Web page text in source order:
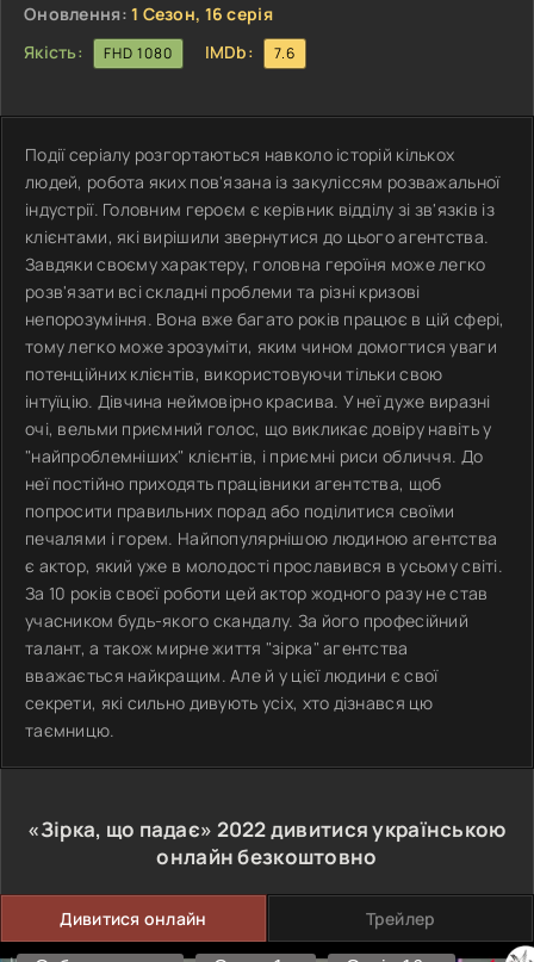
Оновлення: 1 Сезон, 16 серія
Якість:
FHD 1080 IMDb: 7.6
Події серіалу розгортаються навколо історій кількох
людей, робота яких пов'язана із закуліссям розважальної
індустрії. Головним героєм є керівник відділу зі зв'язків із
клієнтами, які вирішили звернутися до цього агентства.
Завдяки своєму характеру, головна героїня може легко
розв'язати всі складні проблеми та різні кризові
непорозуміння. Вона вже багато років працює в цій сфері,
тому легко може зрозуміти, яким чином домогтися уваги
потенційних клієнтів, використовуючи тільки свою
інтуїцію. Дівчина неймовірно красива. У неї дуже виразні
очі, вельми приємний голос, що викликає довіру навіть у
"найпроблемніших" клієнтів, і приємні риси обличчя. До
неї постійно приходять працівники агентства, щоб
попросити правильних порад або поділитися своїми
печалями і горем. Найпопулярнішою людиною агентства
є актор, який уже в молодості прославився в усьому світі.
За 10 років своєї роботи цей актор жодного разу не став
учасником будь-якого скандалу. За його професійний
талант, а також мирне життя "зірка" агентства
вважається найкращим. Але й у цієї людини є свої
секрети, які сильно дивують усіх, хто дізнався цю
таємницю.
«Зірка, що падає» 2022дивитися українською
онлайн безкоштовно
Дивитися онлайн Трейлер